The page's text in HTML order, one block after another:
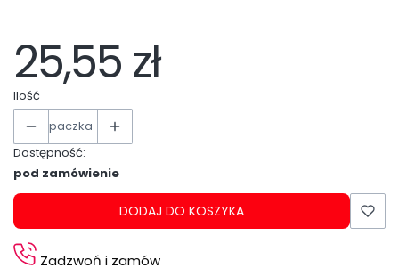
25,55 zł
Ilość
paczka
Dostępność:
pod zamówienie
DODAJ DO KOSZYKA
Zadzwoń i zamów